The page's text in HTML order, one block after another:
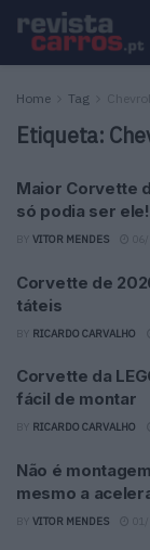
Home Tag
Etiqueta:
Maior Corvette
só podia ser ele!
VITOR MENDES
Corvette de
táteis
RICARDO CARVALHO
Corvette da
fácil de montar
RICARDO CARVALHO
Não é
mesmo a
VITOR MENDES